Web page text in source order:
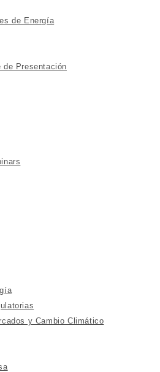
de Energía
de Presentación
y Cambio Climático